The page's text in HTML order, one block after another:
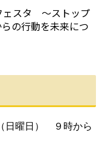
ェスタ ～ストップ
の行動を未来につ
日曜日） ９時から